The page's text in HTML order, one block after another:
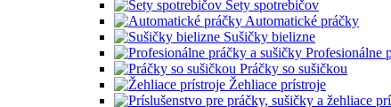
Sety spotrebičov
Automatické práčky
Sušičky bielizne
Profesionálne
Práčky so sušičkou
Žehliace prístroje